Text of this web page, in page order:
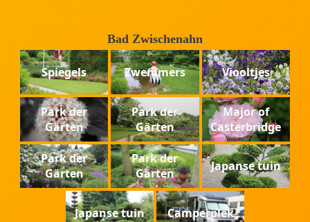
Bad Zwischenahn
Spiegels Zwemmers Viooltjes
Park der
Gärten
Park der
Gärten
Major of
Casterbridge
Park der
Gärten
Park der
Gärten
Japanse tuin
Japanse tuin Camperplek